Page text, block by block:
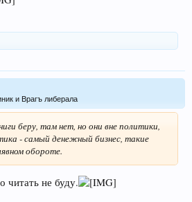
и Врагъ либерала
беру, там нет, но они вне политики,
- самый денежный бизнес, такие
обороте.
читать не буду.